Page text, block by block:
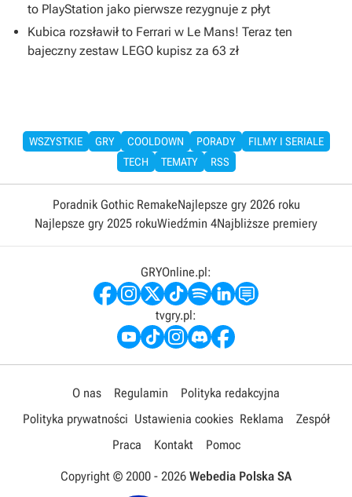
to PlayStation jako pierwsze rezygnuje z płyt
Kubica rozsławił to Ferrari w Le Mans! Teraz ten
bajeczny zestaw LEGO kupisz za 63 zł
WSZYSTKIE GRY COOLDOWN PORADY
FILMY I SERIALE
TECH
TEMATY RSS
Poradnik Gothic RemakeNajlepsze gry 2026 roku
Najlepsze gry 2025 rokuWiedźmin 4Najbliższe premiery
GRYOnline.pl:
tvgry.pl:
O nas Regulamin
Polityka redakcyjna
Polityka prywatności Ustawienia cookies Reklama
Zespół
Praca
Kontakt Pomoc
Copyright © 2000 - 2026 Webedia Polska SA